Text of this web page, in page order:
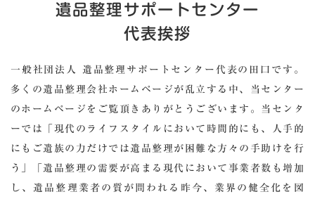
遺品整理サポートセンター
代表挨拶
一般社団法人 遺品整理サポートセンター代表の田口です。
多くの遺品整理会社ホームページが乱立する中、当センター
のホームページをご覧頂きありがとうございます。 当センタ
ーでは「現代のライフスタイルにおいて時間的にも、人手的
にもご遺族の力だけでは遺品整理が困難な方々の手助けを行
う」「遺品整理の需要が高まる現代において事業者数も増加
し、遺品整理業者の質が問われる昨今、業界の健全化を図